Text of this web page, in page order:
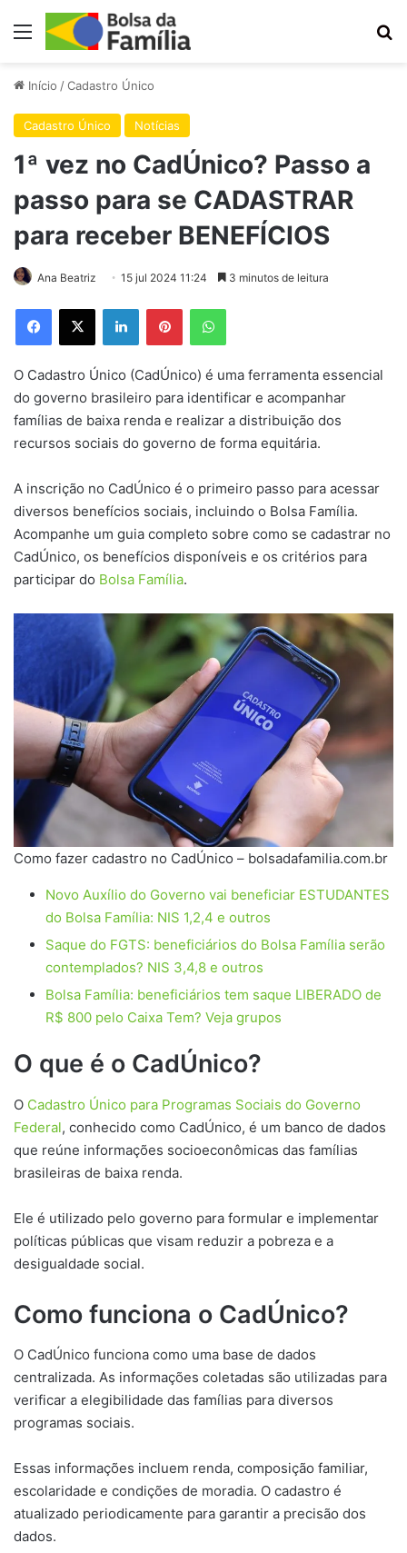
Menu
Início /Cadastro Único
Cadastro Único Notícias
1ª vez no CadÚnico? Passo a
passo para se CADASTRAR
para receber BENEFÍCIOS
Ana Beatriz 15 jul 2024 11:24 3 minutos de leitura
Facebook
X LinkedinPinterestWhatsApp
O Cadastro Único (CadÚnico) é uma ferramenta essencial
do governo brasileiro para identificar e acompanhar
famílias de baixa renda e realizar a distribuição dos
recursos sociais do governo de forma equitária.
A inscrição no CadÚnico é o primeiro passo para acessar
diversos benefícios sociais, incluindo o Bolsa Família.
Acompanhe um guia completo sobre como se cadastrar no
CadÚnico, os benefícios disponíveis e os critérios para
participar do Bolsa Família.
Como fazer cadastro no CadÚnico – bolsadafamilia.com.br
Novo Auxílio do Governo vai beneficiar ESTUDANTES
do Bolsa Família: NIS 1,2,4 e outros
Saque do FGTS: beneficiários do Bolsa Família serão
contemplados? NIS 3,4,8 e outros
Bolsa Família: beneficiários tem saque LIBERADO de
R$ 800 pelo Caixa Tem? Veja grupos
O que é o CadÚnico?
O Cadastro Único para Programas Sociais do Governo
Federal, conhecido como CadÚnico, é um banco de dados
que reúne informações socioeconômicas das famílias
brasileiras de baixa renda.
Ele é utilizado pelo governo para formular e implementar
políticas públicas que visam reduzir a pobreza e a
desigualdade social.
Como funciona o CadÚnico?
O CadÚnico funciona como uma base de dados
centralizada. As informações coletadas são utilizadas para
verificar a elegibilidade das famílias para diversos
programas sociais.
Essas informações incluem renda, composição familiar,
escolaridade e condições de moradia. O cadastro é
atualizado periodicamente para garantir a precisão dos
dados.